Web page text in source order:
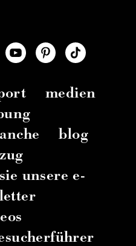
medien
blog
unsere e-